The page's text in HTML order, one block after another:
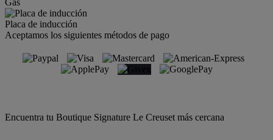
Placa de inducción
Aceptamos los siguientes métodos de pago
Encuentra tu Boutique Signature Le Creuset más cercana